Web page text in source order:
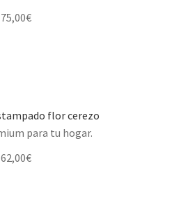
75,00€
flor cerezo
para tu hogar.
62,00€